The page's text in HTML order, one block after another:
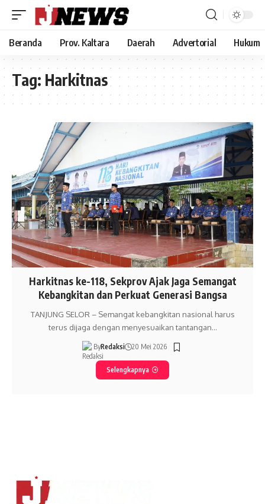
Beranda Prov. Kaltara Daerah Advertorial Hukum
Tag: Harkitnas
Harkitnas ke-118, Sekprov Ajak Jaga Semangat
Kebangkitan dan Perkuat Generasi Bangsa
TANJUNG SELOR – Semangat kebangkitan nasional harus
terus dijaga dengan menyesuaikan tantangan…
ByRedaksi 20 Mei 2026
Selengkapnya